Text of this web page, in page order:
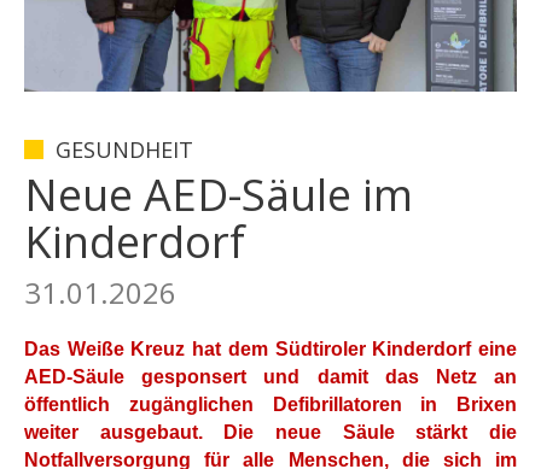
GESUNDHEIT
Neue AED-Säule im
Kinderdorf
31.01.2026
Das Weiße Kreuz hat dem Südtiroler Kinderdorf eine
AED-Säule gesponsert und damit das Netz an
öffentlich zugänglichen Defibrillatoren in Brixen
weiter ausgebaut. Die neue Säule stärkt die
Notfallversorgung für alle Menschen, die sich im